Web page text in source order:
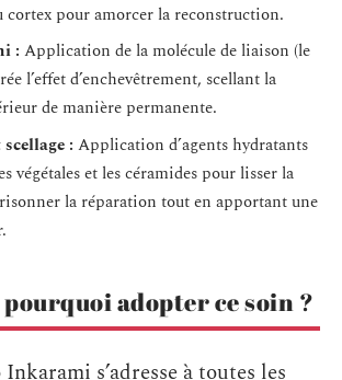
cortex pour amorcer la reconstruction.
: Application de la molécule de liaison (le
l’effet d’enchevêtrement, scellant la
de manière permanente.
: Application d’agents hydratants
végétales et les céramides pour lisser la
la réparation tout en apportant une
adopter ce soin ?
s’adresse à toutes les